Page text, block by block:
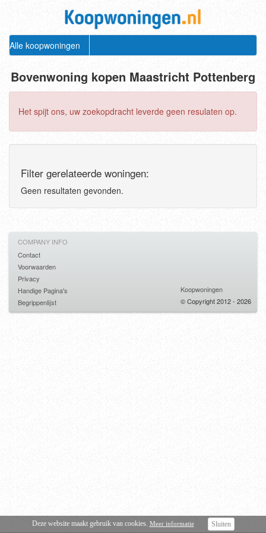
Alle koopwoningen
Bovenwoning kopen Maastricht Pottenberg
Het spijt ons, uw zoekopdracht leverde geen resulaten op.
Filter gerelateerde woningen:
Geen resultaten gevonden.
Deze website maakt gebruik van cookies. Meer informatie Sluiten
COMPANY INFO
Contact
Voorwaarden
Privacy
Handige Pagina's
Begrippenlijst
Koopwoningen
© Copyright 2012 - 2026